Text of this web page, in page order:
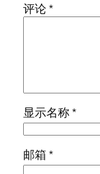
评论*
显示名称*
邮箱*